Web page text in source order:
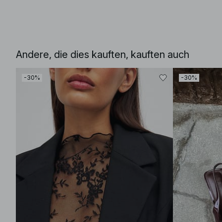
Andere, die dies kauften, kauften auch
-30% -30%